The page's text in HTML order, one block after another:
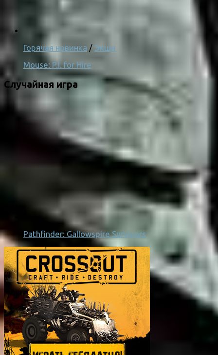
Горячая новинка / Экшн
Mouse: P.I. for Hire
Случайная игра
Pathfinder: Gallowspire Survivors